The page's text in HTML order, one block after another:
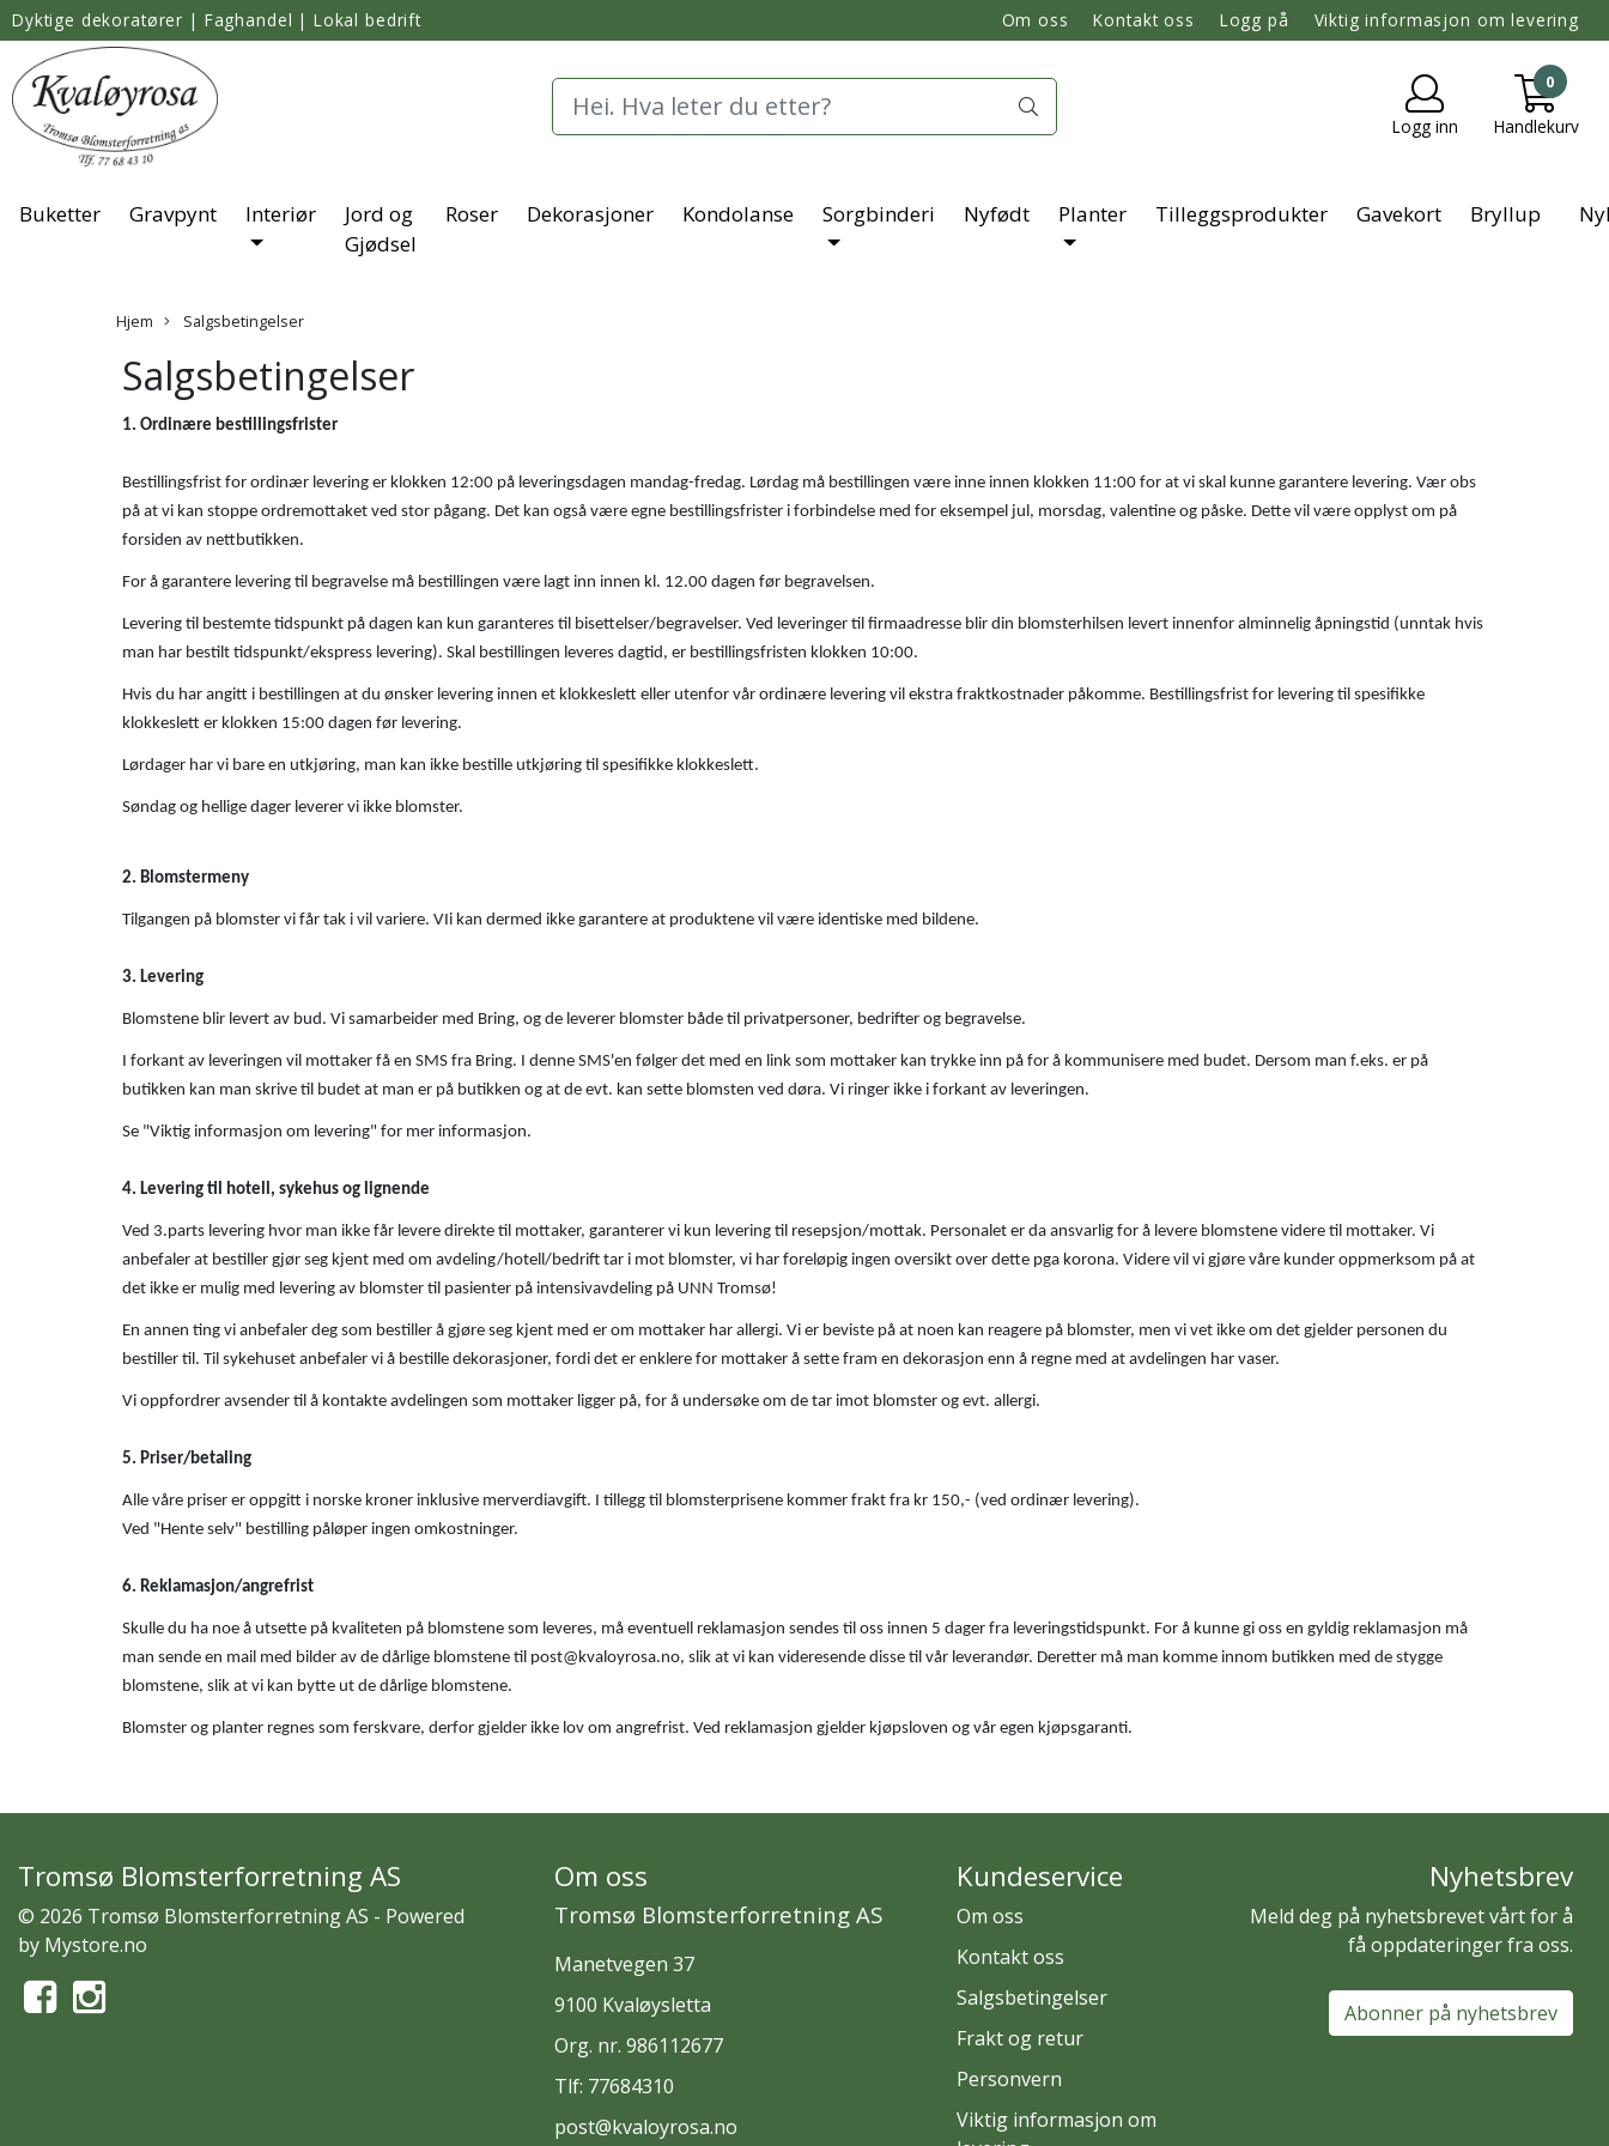
Dyktige dekoratører | Faghandel | Lokal bedrift Om oss Kontakt oss Logg på Viktig informasjon om levering
Logg inn
0
Handlekurv
Buketter Gravpynt Interiør
Jord og
Gjødsel
Roser Dekorasjoner Kondolanse Sorgbinderi Nyfødt Planter Tilleggsprodukter Gavekort Bryllup
Hjem Salgsbetingelser
Salgsbetingelser
1. Ordinære bestillingsfrister
Bestillingsfrist for ordinær levering er klokken 12:00 på leveringsdagen mandag-fredag. Lørdag må bestillingen være inne innen klokken 11:00 for at vi skal kunne garantere levering. Vær obs
på at vi kan stoppe ordremottaket ved stor pågang. Det kan også være egne bestillingsfrister i forbindelse med for eksempel jul, morsdag, valentine og påske. Dette vil være opplyst om på
forsiden av nettbutikken.
For å garantere levering til begravelse må bestillingen være lagt inn innen kl. 12.00 dagen før begravelsen.
Levering til bestemte tidspunkt på dagen kan kun garanteres til bisettelser/begravelser. Ved leveringer til firmaadresse blir din blomsterhilsen levert innenfor alminnelig åpningstid (unntak hvis
man har bestilt tidspunkt/ekspress levering). Skal bestillingen leveres dagtid, er bestillingsfristen klokken 10:00.
Hvis du har angitt i bestillingen at du ønsker levering innen et klokkeslett eller utenfor vår ordinære levering vil ekstra fraktkostnader påkomme. Bestillingsfrist for levering til spesifikke
klokkeslett er klokken 15:00 dagen før levering.
Lørdager har vi bare en utkjøring, man kan ikke bestille utkjøring til spesifikke klokkeslett.
Søndag og hellige dager leverer vi ikke blomster.
2. Blomstermeny
Tilgangen på blomster vi får tak i vil variere. VIi kan dermed ikke garantere at produktene vil være identiske med bildene.
3. Levering
Blomstene blir levert av bud. Vi samarbeider med Bring, og de leverer blomster både til privatpersoner, bedrifter og begravelse.
I forkant av leveringen vil mottaker få en SMS fra Bring. I denne SMS'en følger det med en link som mottaker kan trykke inn på for å kommunisere med budet. Dersom man f.eks. er på
butikken kan man skrive til budet at man er på butikken og at de evt. kan sette blomsten ved døra. Vi ringer ikke i forkant av leveringen.
Se "Viktig informasjon om levering" for mer informasjon.
4. Levering til hotell, sykehus og lignende
Ved 3.parts levering hvor man ikke får levere direkte til mottaker, garanterer vi kun levering til resepsjon/mottak. Personalet er da ansvarlig for å levere blomstene videre til mottaker. Vi
anbefaler at bestiller gjør seg kjent med om avdeling/hotell/bedrift tar i mot blomster, vi har foreløpig ingen oversikt over dette pga korona. Videre vil vi gjøre våre kunder oppmerksom på at
det ikke er mulig med levering av blomster til pasienter på intensivavdeling på UNN Tromsø!
En annen ting vi anbefaler deg som bestiller å gjøre seg kjent med er om mottaker har allergi. Vi er beviste på at noen kan reagere på blomster, men vi vet ikke om det gjelder personen du
bestiller til. Til sykehuset anbefaler vi å bestille dekorasjoner, fordi det er enklere for mottaker å sette fram en dekorasjon enn å regne med at avdelingen har vaser.
Vi oppfordrer avsender til å kontakte avdelingen som mottaker ligger på, for å undersøke om de tar imot blomster og evt. allergi.
5. Priser/betaling
Alle våre priser er oppgitt i norske kroner inklusive merverdiavgift. I tillegg til blomsterprisene kommer frakt fra kr 150,- (ved ordinær levering).
Ved "Hente selv" bestilling påløper ingen omkostninger.
6. Reklamasjon/angrefrist
Skulle du ha noe å utsette på kvaliteten på blomstene som leveres, må eventuell reklamasjon sendes til oss innen 5 dager fra leveringstidspunkt. For å kunne gi oss en gyldig reklamasjon må
man sende en mail med bilder av de dårlige blomstene til post@kvaloyrosa.no, slik at vi kan videresende disse til vår leverandør. Deretter må man komme innom butikken med de stygge
blomstene, slik at vi kan bytte ut de dårlige blomstene.
Blomster og planter regnes som ferskvare, derfor gjelder ikke lov om angrefrist. Ved reklamasjon gjelder kjøpsloven og vår egen kjøpsgaranti.
Tromsø Blomsterforretning AS
© 2026 Tromsø Blomsterforretning AS - Powered
by Mystore.no
Om oss
Tromsø Blomsterforretning AS
Manetvegen 37
9100 Kvaløysletta
Org. nr. 986112677
Tlf: 77684310
post@kvaloyrosa.no
Kundeservice
Om oss
Kontakt oss
Salgsbetingelser
Frakt og retur
Personvern
Viktig informasjon om
Nyhetsbrev
Meld deg på nyhetsbrevet vårt for å
få oppdateringer fra oss.
Abonner på nyhetsbrev